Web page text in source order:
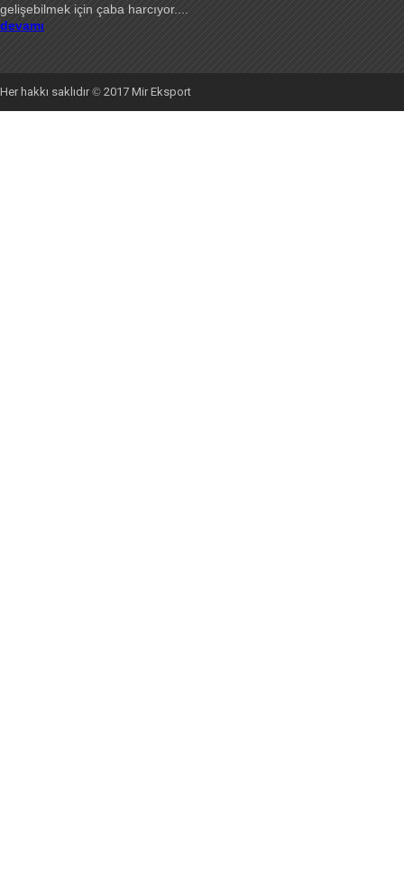
gelişebilmek için çaba harcıyor....
devamı
Her hakkı saklıdır© 2017 Mir Eksport